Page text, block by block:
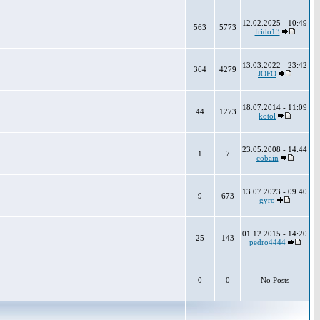
563 5773
12.02.2025 - 10:49
frido13
364 4279
13.03.2022 - 23:42
JOFO
44 1273
18.07.2014 - 11:09
kotol
1 7
23.05.2008 - 14:44
cobain
9 673
13.07.2023 - 09:40
gyro
25 143
01.12.2015 - 14:20
pedro4444
0 0 No Posts